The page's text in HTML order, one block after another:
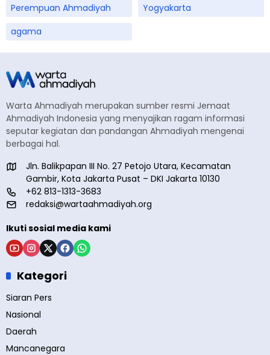
Perempuan Ahmadiyah
Yogyakarta
agama
Warta Ahmadiyah merupakan sumber resmi Jemaat
Ahmadiyah Indonesia yang menyajikan ragam informasi
seputar kegiatan dan pandangan Ahmadiyah mengenai
berbagai hal.
Jln. Balikpapan III No. 27 Petojo Utara, Kecamatan
Gambir, Kota Jakarta Pusat – DKI Jakarta 10130
+62 813-1313-3683
redaksi@wartaahmadiyah.org
Ikuti sosial media kami
Kategori
Siaran Pers
Nasional
Daerah
Mancanegara